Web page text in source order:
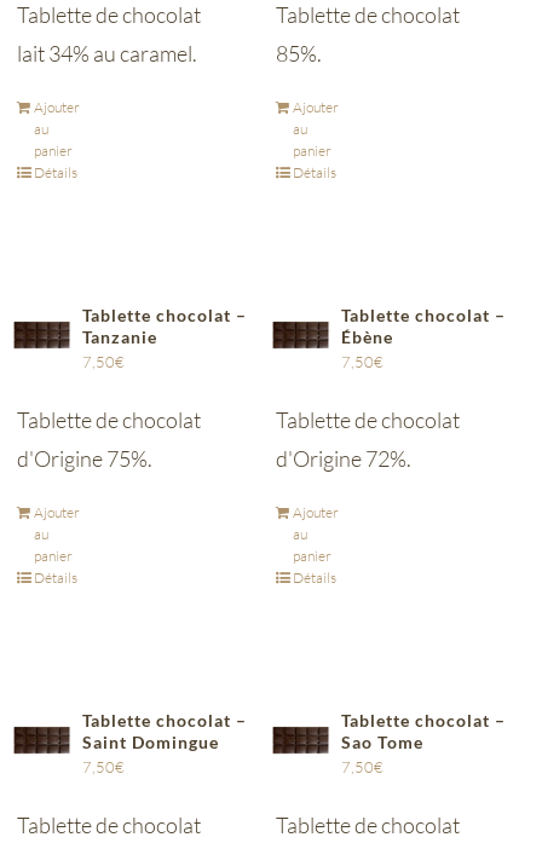
Tablette de chocolat
lait 34% au caramel.
Ajouter
au
panier
Détails
Tablette de chocolat
85%.
Ajouter
au
panier
Détails
Tablette chocolat –
Tanzanie
7,50€
Tablette de chocolat
d'Origine 75%.
Ajouter
au
panier
Détails
Tablette chocolat –
Ébène
7,50€
Tablette de chocolat
d'Origine 72%.
Ajouter
au
panier
Détails
Tablette chocolat –
Saint Domingue
7,50€
Tablette de chocolat
Tablette chocolat –
Sao Tome
7,50€
Tablette de chocolat